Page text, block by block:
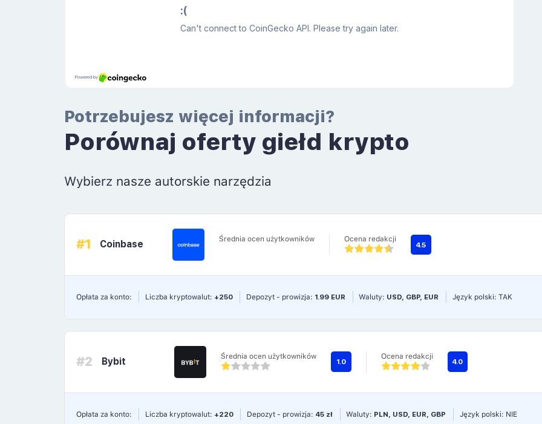
Potrzebujesz więcej informacji?
Porównaj oferty giełd krypto
Wybierz nasze autorskie narzędzia
#1 Coinbase Średnia ocen użytkowników Ocena redakcji
4.5
Opłata za konto: Liczba kryptowalut: +250 Depozyt - prowizja: 1.99 EUR Waluty: USD, GBP, EUR Język polski: TAK
#2 Bybit Średnia ocen użytkowników
1.0
Ocena redakcji
4.0
Opłata za konto: Liczba kryptowalut: +220 Depozyt - prowizja: 45 zł Waluty: PLN, USD, EUR, GBP Język polski: NIE